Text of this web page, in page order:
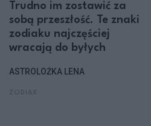
Trudno im zostawić za
sobą przeszłość. Te znaki
zodiaku najczęściej
wracają do byłych
ASTROLOŻKA LENA